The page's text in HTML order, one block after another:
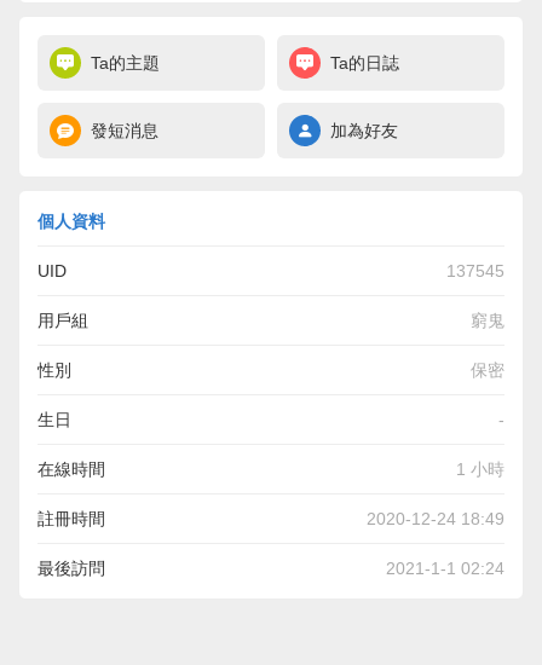
Ta的主題 Ta的日誌
發短消息 加為好友
個人資料
UID 137545
用戶組 窮鬼
性別 保密
生日 -
在線時間 1 小時
註冊時間 2020-12-24 18:49
最後訪問 2021-1-1 02:24